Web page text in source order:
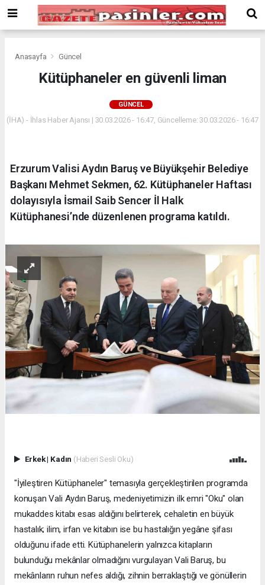
Bonusu
Veren
deneme
bonus
Bonus
Veren
Anasayfa Güncel
Kütüphaneler en güvenli liman
GÜNCEL
(İHA) - İhlas Haber Ajansı | 30.03.2026 - 16:47, Güncelleme: 30.03.2026 - 16:47
Erzurum Valisi Aydın Baruş ve Büyükşehir Belediye
Başkanı Mehmet Sekmen, 62. Kütüphaneler Haftası
dolayısıyla İsmail Saib Sencer İl Halk
Kütüphanesi’nde düzenlenen programa katıldı.
Erkek| Kadın (Haberi Sesli Oku)
"İyileştiren Kütüphaneler" temasıyla gerçekleştirilen programda
konuşan Vali Aydın Baruş, medeniyetimizin ilk emri "Oku" olan
mukaddes kitabı esas aldığını belirterek, cehaletin en büyük
hastalık; ilim, irfan ve kitabın ise bu hastalığın yegâne şifası
olduğunu ifade etti. Kütüphanelerin yalnızca kitapların
bulunduğu mekânlar olmadığını vurgulayan Vali Baruş, bu
mekânların ruhun nefes aldığı, zihnin berraklaştığı ve gönüllerin